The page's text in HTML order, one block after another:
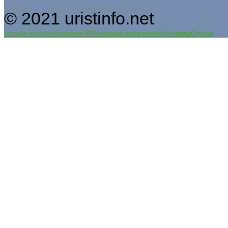
© 2021 uristinfo.net
Історія УкраїниИстория РФИсковые заявленияКонтактыСтатьи